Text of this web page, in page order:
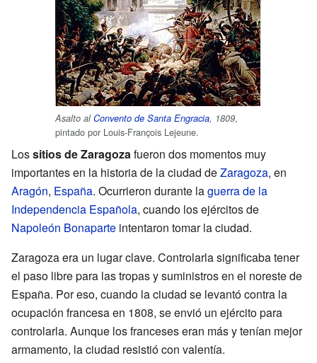
Asalto alConvento de Santa Engracia, 1809,
pintado por Louis-François Lejeune.
Lossitios de Zaragozafueron dos momentos muy
importantes en la historia de la ciudad deZaragoza, en
Aragón, España. Ocurrieron durante laguerra de la
Independencia Española, cuando los ejércitos de
Napoleón Bonaparte intentaron tomar la ciudad.
Zaragoza era un lugar clave. Controlarla significaba tener
el paso libre para las tropas y suministros en el noreste de
España. Por eso, cuando la ciudad se levantó contra la
ocupación francesa en 1808, se envió un ejército para
controlarla. Aunque los franceses eran más y tenían mejor
armamento, la ciudad resistió con valentía.